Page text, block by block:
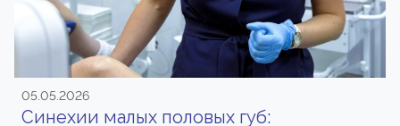
05.05.2026
Синехии малых половых губ: